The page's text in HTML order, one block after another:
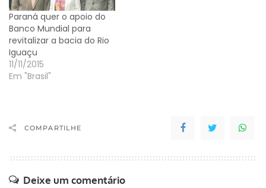
Paraná quer o apoio do
Banco Mundial para
revitalizar a bacia do Rio
Iguaçu
11/11/2015
Em "Brasil"
COMPARTILHE
Deixe um comentário